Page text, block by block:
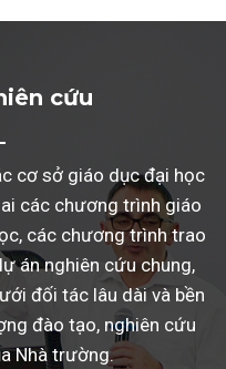
cứu
cơ sở giáo dục đại học
các chương trình giáo
các chương trình trao
án nghiên cứu chung,
đối tác lâu dài và bền
đào tạo, nghiên cứu
Nhà trường.